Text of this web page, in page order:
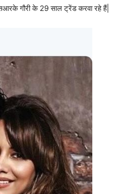
गौरी के 29 साल ट्रेंड करवा रहे हैं|